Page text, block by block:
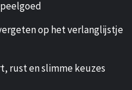
op het verlanglijstje
rust en slimme keuzes